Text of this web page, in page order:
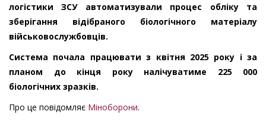
логістики ЗСУ автоматизували процес обліку та
зберігання відібраного біологічного матеріалу
військовослужбовців.
Система почала працювати з квітня 2025 року і за
планом до кінця року налічуватиме 225 000
біологічних зразків.
Про це повідомляє Міноборони.